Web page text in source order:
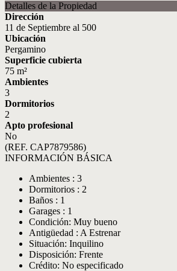
Detalles de la Propiedad
Dirección
11 de Septiembre al 500
Ubicación
Pergamino
Superficie cubierta
75 m²
Ambientes
3
Dormitorios
2
Apto profesional
No
(REF. CAP7879586)
INFORMACIÓN BÁSICA
Ambientes : 3
Dormitorios : 2
Baños : 1
Garages : 1
Condición: Muy bueno
Antigüedad : A Estrenar
Situación: Inquilino
Disposición: Frente
Crédito: No especificado